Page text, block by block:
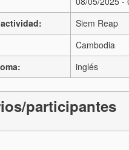
Siem Reap
Cambodia
inglés
participantes